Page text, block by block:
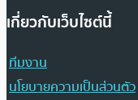
เกี่ยวกับเว็บไซต์นี้
ทีมงาน
นโยบายความเป็นส่วนตัว